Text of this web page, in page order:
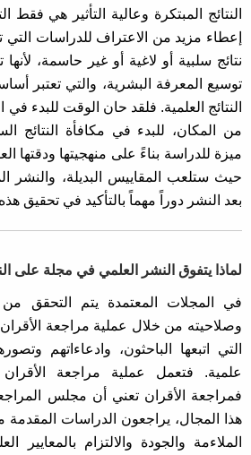
النتائج المبتكرة وعالية التأثير هي
إعطاء مزيد من الاعتراف للدراسات
نتائج سلبية أو لاغية أو غير حاسمة،
توسيع المعرفة البشرية، والتي تعتبر
النتائج العلمية. فلقد حان الوقت للبدء
من المكان، للبدء في مكافأة النتائج
ميزة للدراسة بناءً على منهجيتها ودقتها
حيث ستلعب المقاييس البديلة، والنشر
بعد النشر دوراً مهماً بالتأكيد في تحقيق
لماذا يتفوق النشر العلمي في مجلة
في المجلات المعتمدة يتم التحقق
وصلاحيته من خلال عملية مراجعة
التي اتبعها الباحثون، وادعاءاتهم
علمية. فتعمل عملية مراجعة الأقران
فمراجعة الأقران تعني أن مجلس
هذا المجال، يراجعون الدراسات
الملاءمة والجودة والالتزام بالمعايير